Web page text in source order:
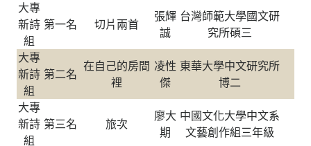
大專
新詩
組
第一名 切片兩首
張輝
誠
台灣師範大學國文研
究所碩三
大專
新詩
組
第二名
在自己的房間
裡
凌性
傑
東華大學中文研究所
博二
大專
新詩
組
第三名 旅次
廖大
期
中國文化大學中文系
文藝創作組三年級